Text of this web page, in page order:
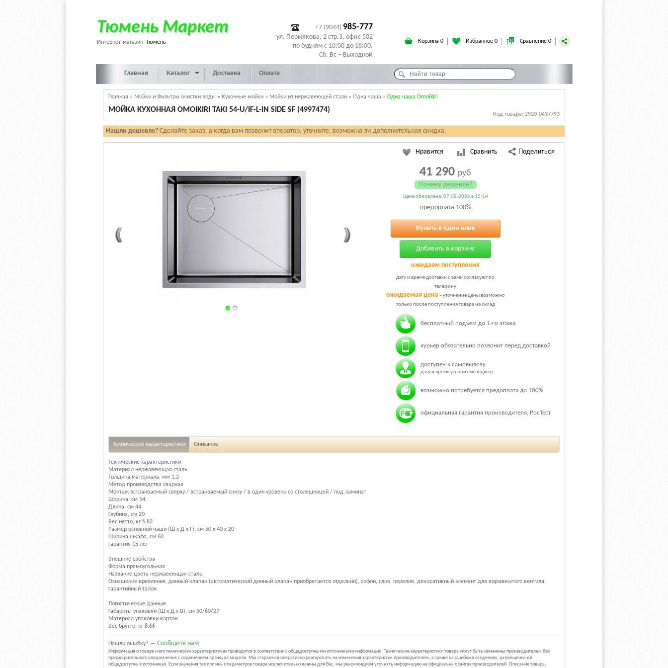
Тюмень Маркет
Интернет-магазин Тюмень
+7 (9044) 985-777
ул. Пермякова, 2 стр.3, офис 502
по будням с 10:00 до 18:00,
Сб, Вс – Выходной
Корзина 0 Избранное 0 Сравнение 0
Главная Каталог Доставка Оплата
Главная » Мойки и Фильтры очистки воды » Кухонные мойки » Мойки из нержавеющей стали » Одна чаша » Одна чаша Omoikiri
Код товара: 2920-0437793
МОЙКА КУХОННАЯ OMOIKIRI TAKI 54-U/IF-L-IN SIDE SF (4997474)
Нашли дешевле? Сделайте заказ, а когда вам позвонит оператор, уточните, возможна ли дополнительная скидка.
Нравится Сравнить
41 290 руб
Почему дешевле?
Цена обновлена: 07.08.2026 в 15:14
предоплата 100%
Купить в один клик
Добавить в корзину
ожидаем поступления
дату и время доставки с вами согласуют по
телефону
ожидаемая цена– уточнение цены возможно
только после поступления товара на склад
бесплатный подъем до 1-го этажа
курьер обязательно позвонит перед доставкой
доступен к самовывозу
дату и время уточнит менеджер
возможно потребуется предоплата до 100%
официальная гарантия производителя, РосТест
Технические характеристики Описание
Технические характеристики
Материал нержавеющая сталь
Толщина материала, мм 1.2
Метод производства сварная
Монтаж встраиваемый сверху / встраиваемый снизу / в один уровень со столешницей / под ламинат
Ширина, см 54
Длина, см 44
Глубина, см 20
Вес нетто, кг 6.82
Размер основной чаши (Ш х Д х Г), см 50 x 40 x 20
Ширина шкафа, см 60
Гарантия 15 лет
Внешние свойства
Форма прямоугольная
Название цвета нержавеющая сталь
Оснащение крепления, донный клапан (автоматический донный клапан приобретается отдельно), сифон, слив, перелив, декоративный элемент для корзинчатого вентиля,
гарантийный талон
Логистические данные
Габариты упаковки (Ш х Д х В), см 50/60/27
Материал упаковки картон
Вес брутто, кг 8.66
Нашли ошибку? — Сообщите нам
Информация о товаре и его технических характеристиках приводится в соответствии с общедоступными источниками информации. Технические характеристики товара могут быть изменены производителем без
предварительного уведомления с сохранением артикула модели. Мы стараемся оперативно реагировать на изменения характеристик производителем, а также на ошибки в сведениях, размещенных в
общедоступных источниках. Если значения тех или иных параметров товара исключительно важны для Вас, мы рекомендуем уточнять информацию на официальных сайтах производителей. Описание товара,